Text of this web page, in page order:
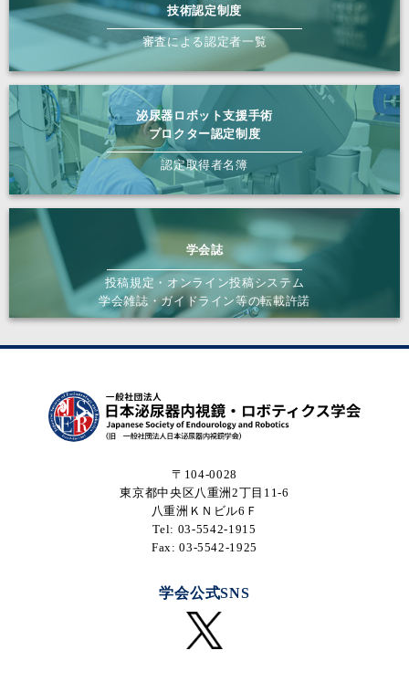
技術認定制度
審査による認定者一覧
泌尿器ロボット支援手術
プロクター認定制度
認定取得者名簿
学会誌
投稿規定・オンライン投稿システム
学会雑誌・ガイドライン等の転載許諾
〒104-0028
東京都中央区八重洲2丁目11-6
八重洲ＫＮビル6Ｆ
Tel: 03-5542-1915
Fax: 03-5542-1925
学会公式SNS